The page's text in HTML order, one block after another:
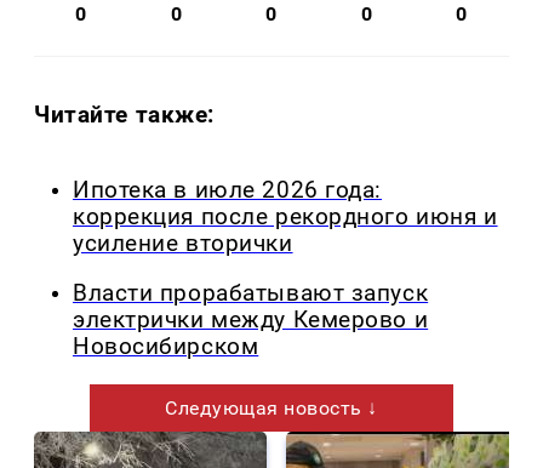
0 0 0 0 0
Читайте также:
Ипотека в июле 2026 года:
коррекция после рекордного июня и
усиление вторички
Власти прорабатывают запуск
электрички между Кемерово и
Новосибирском
Следующая новость ↓